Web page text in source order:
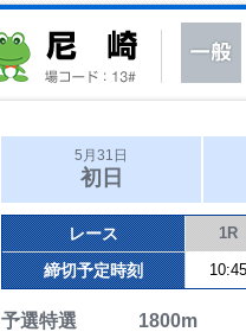
5月31日
初日
レース 1R
締切予定時刻 10:45
予選特選 1800m